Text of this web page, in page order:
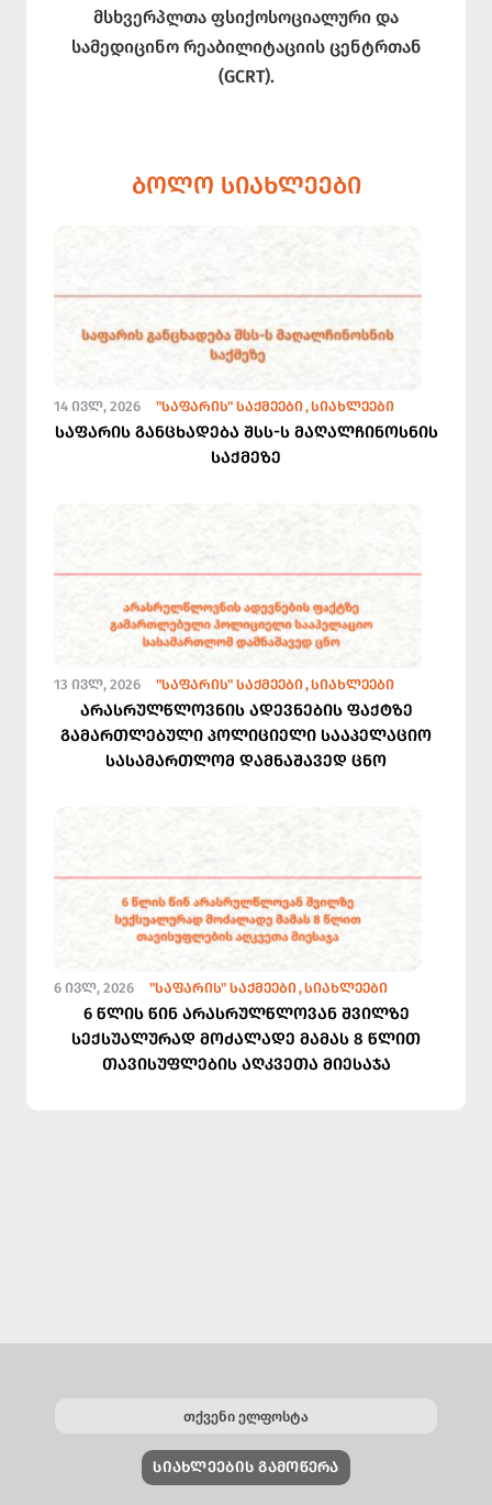
მსხვერპლთა ფსიქოსოციალური და
სამედიცინო რეაბილიტაციის ცენტრთან
(GCRT).
ᲑᲝᲚᲝ ᲡᲘᲐᲮᲚᲔᲔᲑᲘ
14 ᲘᲕᲚ, 2026 "ᲡᲐᲤᲐᲠᲘᲡ" ᲡᲐᲥᲛᲔᲔᲑᲘ ᲡᲘᲐᲮᲚᲔᲔᲑᲘ
საფარის განცხადება შსს-ს მაღალჩინოსნის
საქმეზე
13 ᲘᲕᲚ, 2026 "ᲡᲐᲤᲐᲠᲘᲡ" ᲡᲐᲥᲛᲔᲔᲑᲘ ᲡᲘᲐᲮᲚᲔᲔᲑᲘ
არასრულწლოვნის ადევნების ფაქტზე
გამართლებული პოლიციელი სააპელაციო
სასამართლომ დამნაშავედ ცნო
6 ᲘᲕᲚ, 2026 "ᲡᲐᲤᲐᲠᲘᲡ" ᲡᲐᲥᲛᲔᲔᲑᲘ ᲡᲘᲐᲮᲚᲔᲔᲑᲘ
6 წლის წინ არასრულწლოვან შვილზე
სექსუალურად მოძალადე მამას 8 წლით
თავისუფლების აღკვეთა მიესაჯა
ᲡᲘᲐᲮᲚᲔᲔᲑᲘᲡ ᲒᲐᲛᲝᲬᲔᲠᲐ